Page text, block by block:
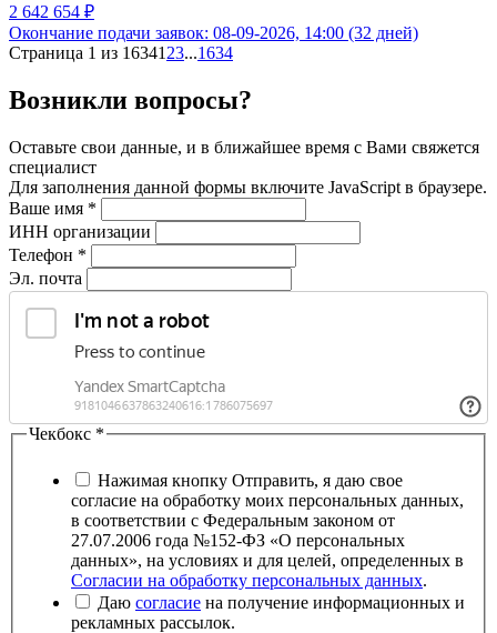
2 642 654 ₽
Окончание подачи заявок: 08-09-2026, 14:00 (32 дней)
Страница 1 из 16341 23...1634
Возникли вопросы?
Оставьте свои данные, и в ближайшее время с Вами свяжется
специалист
Для заполнения данной формы включите JavaScript в браузере.
Ваше имя *
ИНН организации
Телефон *
Эл. почта
Чекбокс *
Нажимая кнопку Отправить, я даю свое
согласие на обработку моих персональных данных,
в соответствии с Федеральным законом от
27.07.2006 года №152-ФЗ «О персональных
данных», на условиях и для целей, определенных в
Согласии на обработку персональных данных.
Даю согласие на получение информационных и
рекламных рассылок.